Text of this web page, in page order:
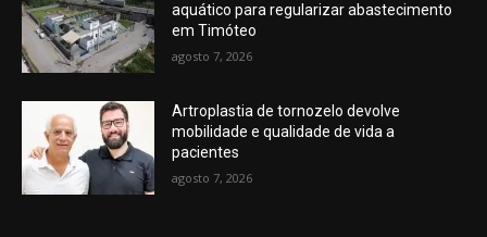
aquático para regularizar abastecimento
em Timóteo
agosto 7, 2026
Artroplastia de tornozelo devolve
mobilidade e qualidade de vida a
pacientes
agosto 7, 2026